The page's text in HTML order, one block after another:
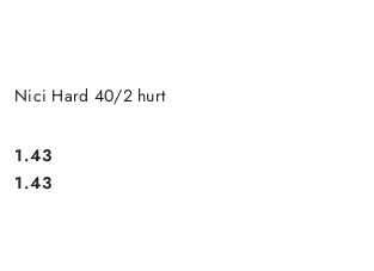
Nici Hard 40/2 hurt
Cena:
1.43
Cena:
1.43